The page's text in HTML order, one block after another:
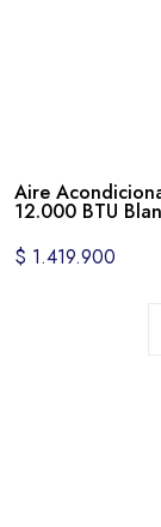
Aire
12.000 BTU
$ 1.419.900